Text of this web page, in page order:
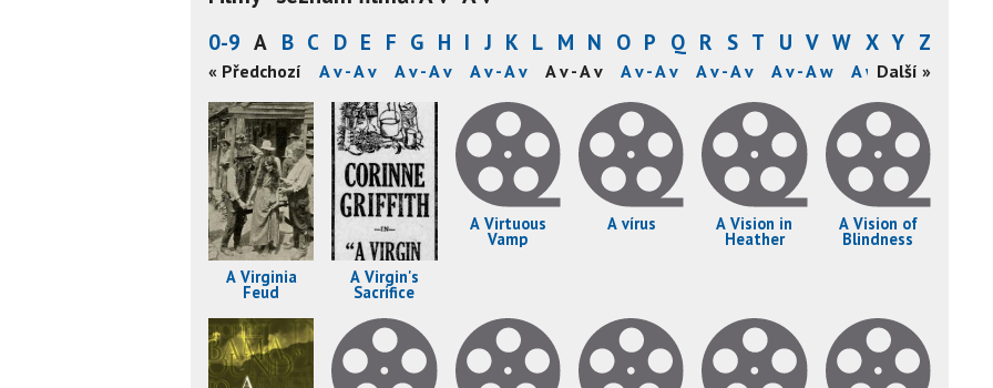
0-9 A B C D E F G H I J K L M N O P Q R S T U V W X Y Z
« Předchozí
A v - A v A v - A v A v - A v A v - A v A v - A v A v - A v A v - A v A v - A v A v - A w A w - A w
Další »
A Virginia
Feud
A Virgin's
Sacrifice
A Virtuous
Vamp
A vírus A Vision in
Heather
A Vision of
Blindness